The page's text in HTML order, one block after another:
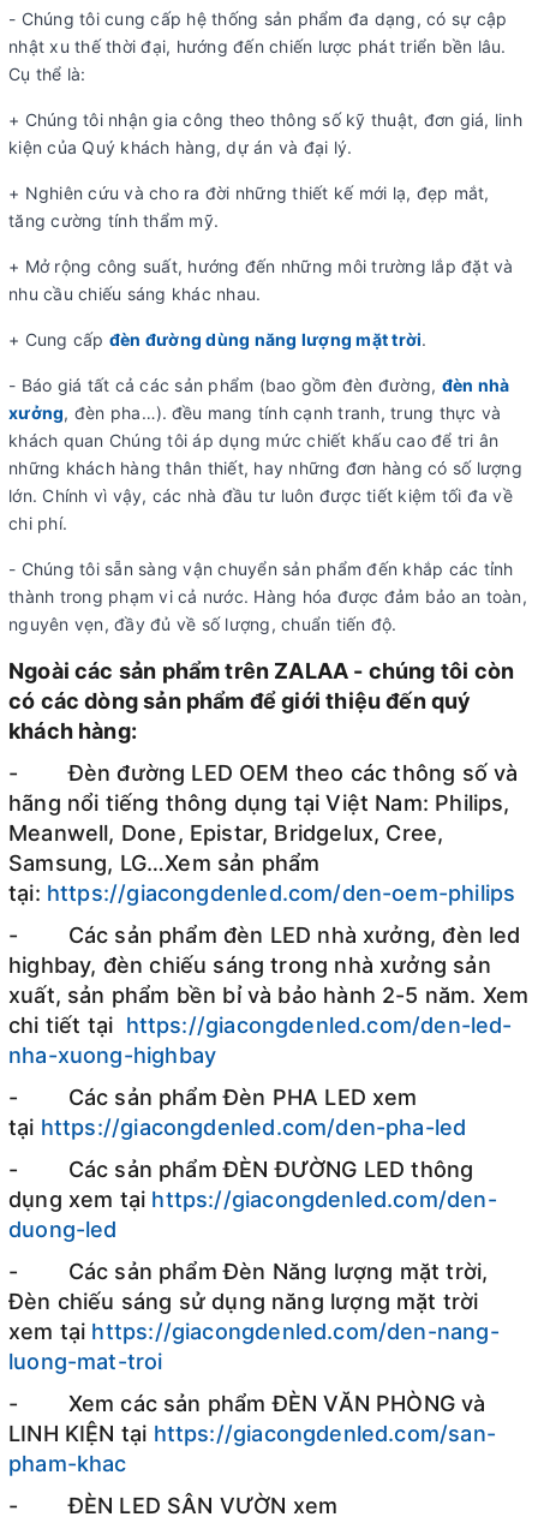
- Chúng tôi cung cấp hệ thống sản phẩm đa dạng, có sự cập
nhật xu thế thời đại, hướng đến chiến lược phát triển bền lâu.
Cụ thể là:
+ Chúng tôi nhận gia công theo thông số kỹ thuật, đơn giá, linh
kiện của Quý khách hàng, dự án và đại lý.
+ Nghiên cứu và cho ra đời những thiết kế mới lạ, đẹp mắt,
tăng cường tính thẩm mỹ.
+ Mở rộng công suất, hướng đến những môi trường lắp đặt và
nhu cầu chiếu sáng khác nhau.
+ Cung cấp đèn đường dùng năng lượng mặt trời.
- Báo giá tất cả các sản phẩm (bao gồm đèn đường, đèn nhà
xưởng, đèn pha…). đều mang tính cạnh tranh, trung thực và
khách quan Chúng tôi áp dụng mức chiết khấu cao để tri ân
những khách hàng thân thiết, hay những đơn hàng có số lượng
lớn. Chính vì vậy, các nhà đầu tư luôn được tiết kiệm tối đa về
chi phí.
- Chúng tôi sẵn sàng vận chuyển sản phẩm đến khắp các tỉnh
thành trong phạm vi cả nước. Hàng hóa được đảm bảo an toàn,
nguyên vẹn, đầy đủ về số lượng, chuẩn tiến độ.
Ngoài các sản phẩm trên ZALAA - chúng tôi còn
có các dòng sản phẩm để giới thiệu đến quý
khách hàng:
- Đèn đường LED OEM theo các thông số và
hãng nổi tiếng thông dụng tại Việt Nam: Philips,
Meanwell, Done, Epistar, Bridgelux, Cree,
Samsung, LG…Xem sản phẩm
tại: https://giacongdenled.com/den-oem-philips
- Các sản phẩm đèn LED nhà xưởng, đèn led
highbay, đèn chiếu sáng trong nhà xưởng sản
xuất, sản phẩm bền bỉ và bảo hành 2-5 năm. Xem
chi tiết tại https://giacongdenled.com/den-led-
nha-xuong-highbay
- Các sản phẩm Đèn PHA LED xem
tại https://giacongdenled.com/den-pha-led
- Các sản phẩm ĐÈN ĐƯỜNG LED thông
dụng xem tại https://giacongdenled.com/den-
duong-led
- Các sản phẩm Đèn Năng lượng mặt trời,
Đèn chiếu sáng sử dụng năng lượng mặt trời
xem tại https://giacongdenled.com/den-nang-
luong-mat-troi
- Xem các sản phẩm ĐÈN VĂN PHÒNG và
LINH KIỆN tại https://giacongdenled.com/san-
pham-khac
- ĐÈN LED SÂN VƯỜN xem